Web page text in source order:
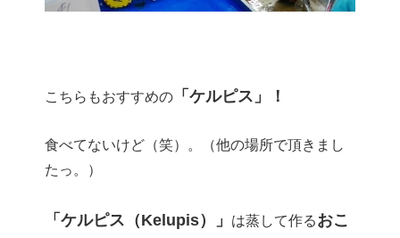
こちらもおすすめの 「ケルピス」！
食べてないけど（笑）。（他の場所で頂きまし
たっ。）
「ケルピス（Kelupis）」 は蒸して作るおこ